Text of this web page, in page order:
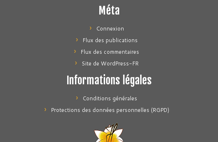
Méta
Connexion
Flux des publications
Flux des commentaires
Site de WordPress-FR
Informations légales
Conditions générales
Protections des données personnelles (RGPD)